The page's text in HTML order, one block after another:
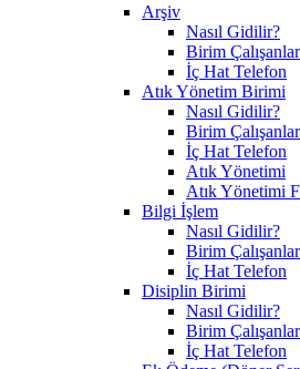
Arşiv
Nasıl Gidilir?
Birim
İç Hat Telefon
Atık Yönetim Birimi
Nasıl Gidilir?
Birim
İç Hat Telefon
Atık Yönetimi
Atık Yönetimi
Bilgi İşlem
Nasıl Gidilir?
Birim
İç Hat Telefon
Disiplin Birimi
Nasıl Gidilir?
Birim
İç Hat Telefon